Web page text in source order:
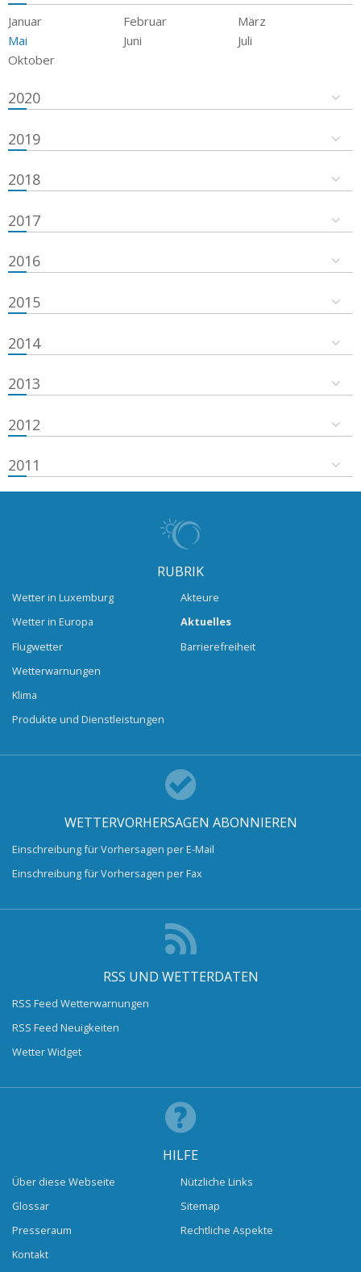
Januar Februar
März
Mai
Juni
Juli
Oktober
2020
2019
2018
2017
2016
2015
2014
2013
2012
2011
RUBRIK
Wetter in Luxemburg
Wetter in Europa
Flugwetter
Wetterwarnungen
Klima
Produkte und Dienstleistungen
Akteure
Aktuelles
Barrierefreiheit
WETTERVORHERSAGEN ABONNIEREN
Einschreibung für Vorhersagen per E-Mail
Einschreibung für Vorhersagen per Fax
RSS UND WETTERDATEN
RSS Feed Wetterwarnungen
RSS Feed Neuigkeiten
Wetter Widget
HILFE
Über diese Webseite
Glossar
Presseraum
Kontakt
Nützliche Links
Sitemap
Rechtliche Aspekte